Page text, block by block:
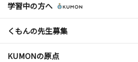
学習中の方へ
くもんの先生募集
KUMONの原点